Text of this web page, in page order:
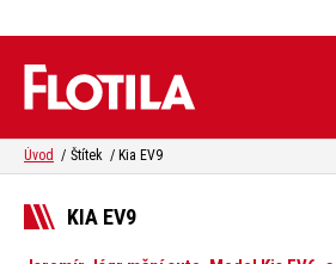
Úvod Štítek Kia EV9
KIA EV9